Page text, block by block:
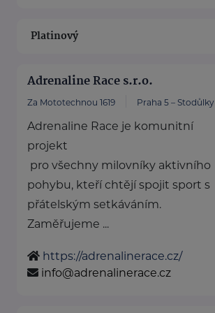
Platinový
Adrenaline Race s.r.o.
Za Mototechnou 1619 Praha 5 – Stodůlky
Adrenaline Race je komunitní
projekt
pro všechny milovníky aktivního
pohybu, kteří chtějí spojit sport s
přátelským setkáváním.
Zaměřujeme ...
https://adrenalinerace.cz/
info@adrenalinerace.cz